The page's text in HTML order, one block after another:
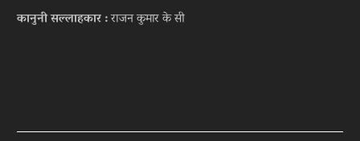
कानुनी सल्लाहकार :राजन कुमार के सी